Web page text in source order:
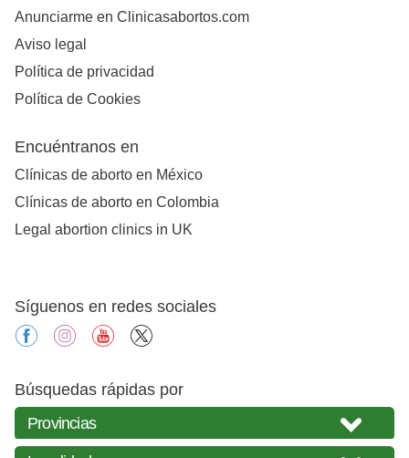
Anunciarme en Clinicasabortos.com
Aviso legal
Política de privacidad
Política de Cookies
Encuéntranos en
Clínicas de aborto en México
Clínicas de aborto en Colombia
Legal abortion clinics in UK
Síguenos en redes sociales
facebookinstagramyoutube
Búsquedas rápidas por